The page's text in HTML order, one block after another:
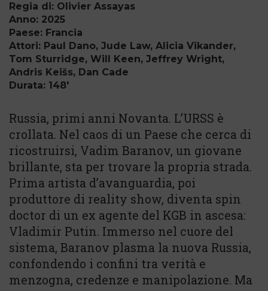
Regia di: Olivier Assayas
Anno: 2025
Paese: Francia
Attori: Paul Dano, Jude Law, Alicia Vikander,
Tom Sturridge, Will Keen, Jeffrey Wright,
Andris Keišs, Dan Cade
Durata: 148'
Russia, primi anni Novanta. L’URSS è
crollata. Nel caos di un Paese che cerca di
ricostruirsi, Vadim Baranov, un giovane
brillante, sta per trovare la propria strada.
Prima artista d’avanguardia, poi
produttore di reality show, diventa spin
doctor di un ex agente del KGB in ascesa:
Vladimir Putin. Immerso nel cuore del
sistema, Baranov plasma la nuova Russia,
confondendo i confini tra verità e
menzogna, credenze e manipolazione. Ma